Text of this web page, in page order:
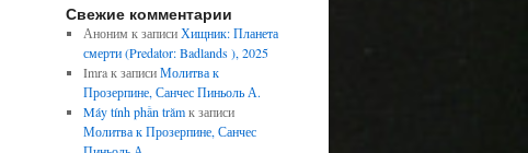
Свежие комментарии
Аноним к записиХищник: Планета
смерти (Predator: Badlands ), 2025
Imraк записиМолитва к
Прозерпине, Санчес Пиньоль А.
Máy tính phần trămк записи
Молитва к Прозерпине, Санчес